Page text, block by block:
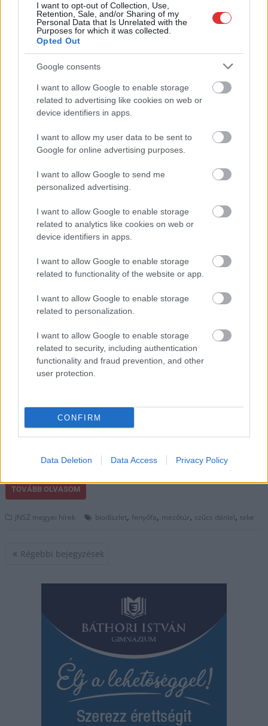
I want to opt-out of Collection, Use,
Retention, Sale, and/or Sharing of my
Personal Data that Is Unrelated with the
Purposes for which it was collected.
Opted Out
Google consents
I want to allow Google to enable storage
related to advertising like cookies on web or
device identifiers in apps.
I want to allow my user data to be sent to
Google for online advertising purposes.
I want to allow Google to send me
personalized advertising.
I want to allow Google to enable storage
related to analytics like cookies on web or
device identifiers in apps.
I want to allow Google to enable storage
related to functionality of the website or app.
I want to allow Google to enable storage
related to personalization.
I want to allow Google to enable storage
related to security, including authentication
functionality and fraud prevention, and other
user protection.
CONFIRM
Data Deletion Data Access Privacy Policy
megígért Mezőtúron is
2023.12.13. Tóth András
Mezőtúrra látogatott
közlekedési miniszter.
A nyilvános
főképp a Teleki
gimnázium felújítása
pénzhiány miatt áll parkolópályán.
JNSZ megyei hírek aquatúr
Gyerekeket használt biodíszletnek a mezőtúri
fideszes polgármester a fenyődíszítéshez
2023.12.02. Tóth András
Olyan szinten
gusztustalan a fideszes
nyomulás minden
mintha 1961-et írnánk,
polgármester úgy kommuniklál, mintha nem is lenne ellenzék.
TOVÁBB OLVASOM
JNSZ megyei hírek biodíszlet, fenyőfa, mezőtúr, szűcs dániel, teke
Bejegyzés
Régebbi bejegyzések